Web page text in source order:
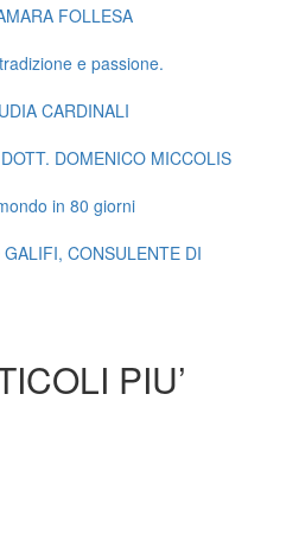
FOLLESA
e passione.
CARDINALI
DOMENICO MICCOLIS
in 80 giorni
CONSULENTE DI
PIU’